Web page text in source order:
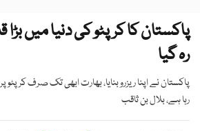
پاکستان کا کرپٹو کی دنیا میں
رہ گیا
پاکستان نے اپنا ریزرو بنایا، بھارت ابھی تک صرف
رہا ہے، بلال بن ثاقب